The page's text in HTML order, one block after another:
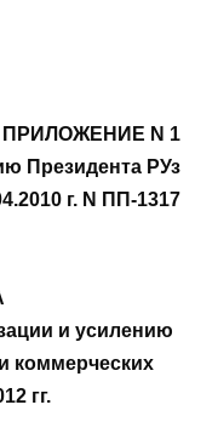
ПРИЛОЖЕНИЕ N 1
Президента РУз
г. N ПП-1317
и усилению
коммерческих
гг.